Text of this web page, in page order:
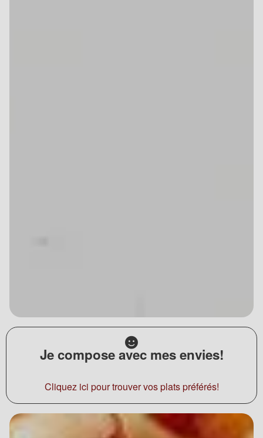
Je compose avec mes envies!
Cliquez ici pour trouver vos plats préférés!